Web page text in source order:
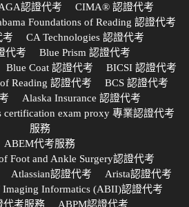
認證代考
CIMA® 認證代考
Foundations of Reading 認證代考
考
CA Technologies 認證代考
代考
Blue Prism 認證代考
Blue Coat 認證代考
BICSI 認證代考
Reading 認證代考
BCS 認證代考
Alaska Insurance 認證代考
certification exam proxy 專業認證代考
服務
ABEM代考服務
Foot and Ankle Surgery認證代考
Atlassian認證代考
Arista認證代考
Imaging Informatics (ABII)認證代考
代考服務
ABPM認證代考